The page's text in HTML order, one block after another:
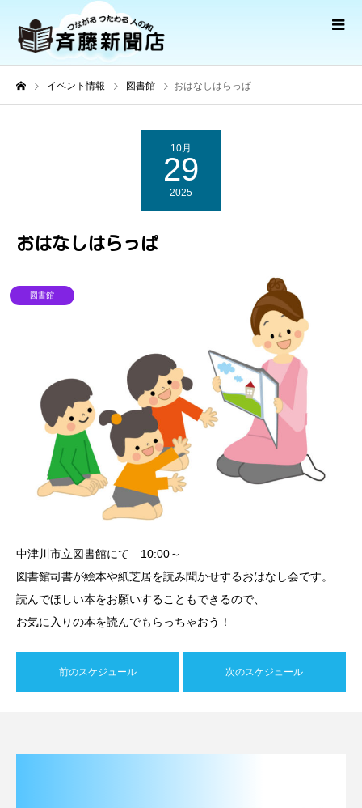
イベント情報 図書館 おはなしはらっぱ
10月
29
2025
おはなしはらっぱ
図書館
中津川市立図書館にて 10:00～
図書館司書が絵本や紙芝居を読み聞かせするおはなし会です。
読んでほしい本をお願いすることもできるので、
お気に入りの本を読んでもらっちゃおう！
前のスケジュール 次のスケジュール